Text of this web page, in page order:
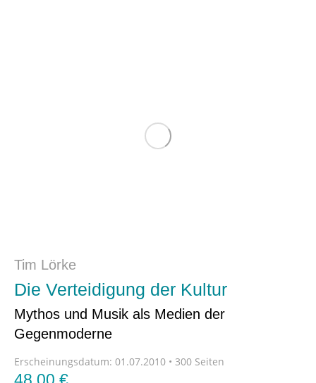
Tim Lörke
Die Verteidigung der Kultur
Mythos und Musik als Medien der
Gegenmoderne
Erscheinungsdatum: 01.07.2010 • 300 Seiten